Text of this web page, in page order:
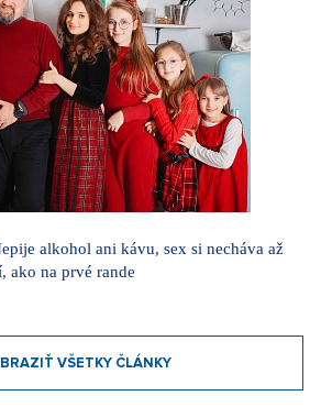
alkohol ani kávu, sex si necháva až
ako na prvé rande
VŠETKY ČLÁNKY